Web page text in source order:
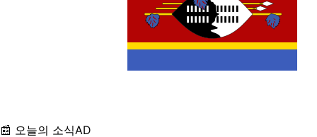
📰 오늘의 소식AD